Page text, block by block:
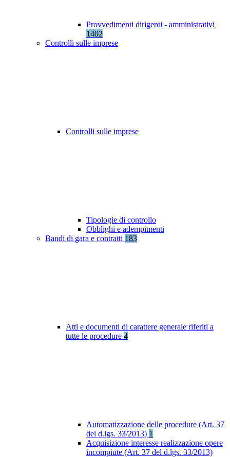
Provvedimenti dirigenti - amministrativi
1402
Controlli sulle imprese
Controlli sulle imprese
Tipologie di controllo
Obblighi e adempimenti
Bandi di gara e contratti 183
Atti e documenti di carattere generale riferiti a
tutte le procedure 4
Automatizzazione delle procedure (Art. 37
del d.lgs. 33/2013) 1
Acquisizione interesse realizzazione opere
incompiute (Art. 37 del d.lgs. 33/2013)